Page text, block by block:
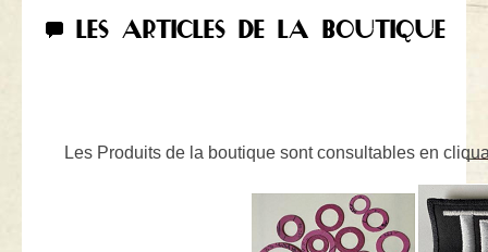
LES ARTICLES DE LA BOUTIQUE
Les Produits de la boutique sont consultables en